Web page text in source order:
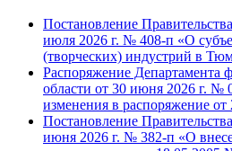
Постановление
июля 2026 г. № 408-п «О
(творческих) индустрий в
Распоряжение Департамента
области от 30 июня 2026 г. №
изменения в распоряжение
Постановление
июня 2026 г. № 382-п «О